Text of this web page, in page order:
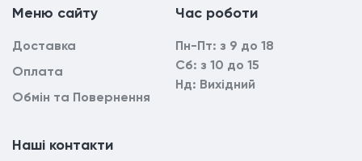
Mеню сайтy
Доставка
Оплата
Обмін та Повернення
Час роботи
Пн-Пт: з 9 до 18
Сб: з 10 до 15
Нд: Вихідний
Наші контакти